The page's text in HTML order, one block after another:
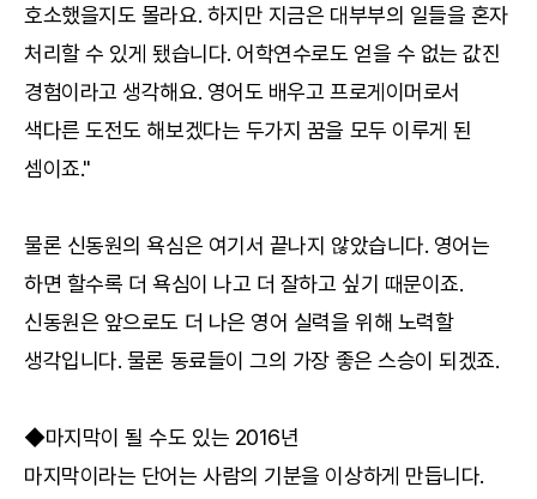
호소했을지도 몰라요. 하지만 지금은 대부부의 일들을 혼자
처리할 수 있게 됐습니다. 어학연수로도 얻을 수 없는 값진
경험이라고 생각해요. 영어도 배우고 프로게이머로서
색다른 도전도 해보겠다는 두가지 꿈을 모두 이루게 된
셈이죠."
물론 신동원의 욕심은 여기서 끝나지 않았습니다. 영어는
하면 할수록 더 욕심이 나고 더 잘하고 싶기 때문이죠.
신동원은 앞으로도 더 나은 영어 실력을 위해 노력할
생각입니다. 물론 동료들이 그의 가장 좋은 스승이 되겠죠.
◆마지막이 될 수도 있는 2016년
마지막이라는 단어는 사람의 기분을 이상하게 만듭니다.